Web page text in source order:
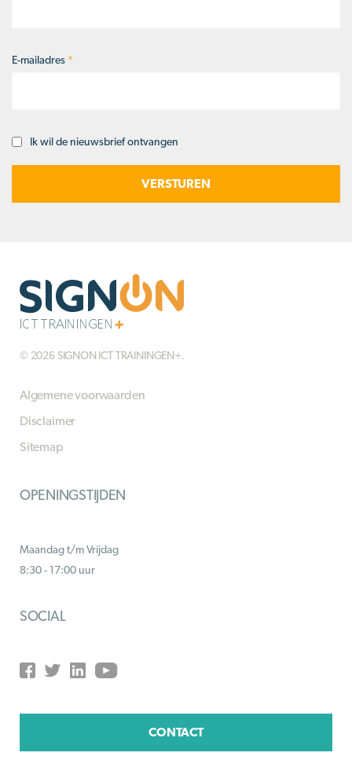
E-mailadres *
Opt-Ik wil de nieuwsbrief ontvangen
© 2026 SIGNON ICT TRAININGEN+.
Algemene voorwaarden
Disclaimer
Sitemap
OPENINGSTIJDEN
Maandag t/m Vrijdag
8:30 - 17:00 uur
SOCIAL
CONTACT